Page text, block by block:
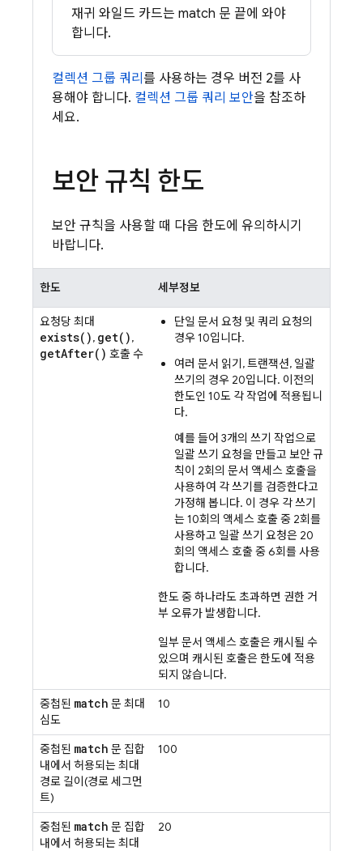
재귀 와일드 카드는 match 문 끝에 와야
합니다.
컬렉션 그룹 쿼리 를 사용하는 경우 버전 2를 사
용해야 합니다. 컬렉션 그룹 쿼리 보안을 참조하
세요.
보안 규칙 한도
보안 규칙을 사용할 때 다음 한도에 유의하시기
바랍니다.
한도 세부정보
요청당 최대
exists( ), get( ),
getAfter( ) 호출 수
단일 문서 요청 및 쿼리 요청의
경우 10입니다.
여러 문서 읽기, 트랜잭션, 일괄
쓰기의 경우 20입니다. 이전의
한도인 10도 각 작업에 적용됩니
다.
예를 들어 3개의 쓰기 작업으로
일괄 쓰기 요청을 만들고 보안 규
칙이 2회의 문서 액세스 호출을
사용하여 각 쓰기를 검증한다고
가정해 봅니다. 이 경우 각 쓰기
는 10회의 액세스 호출 중 2회를
사용하고 일괄 쓰기 요청은 20
회의 액세스 호출 중 6회를 사용
합니다.
한도 중 하나라도 초과하면 권한 거
부 오류가 발생합니다.
일부 문서 액세스 호출은 캐시될 수
있으며 캐시된 호출은 한도에 적용
되지 않습니다.
중첩된 match 문 최대
심도
10
중첩된 match 문 집합
내에서 허용되는 최대
경로 길이(경로 세그먼
트)
100
중첩된 match 문 집합
내에서 허용되는 최대
20